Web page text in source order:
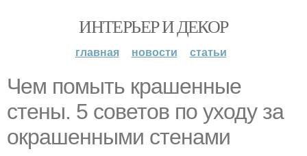
ИНТЕРЬЕР И ДЕКОР
главная новости статьи
Чем помыть крашенные
стены. 5 советов по уходу за
окрашенными стенами